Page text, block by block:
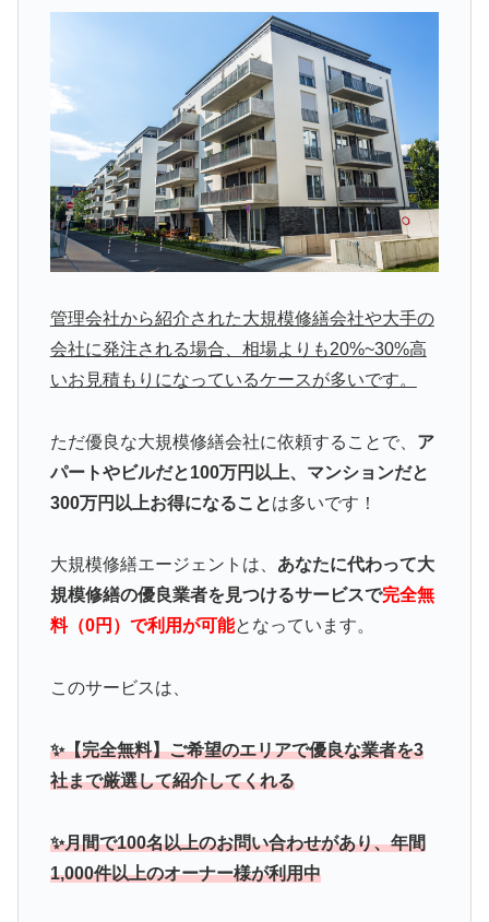
管理会社から紹介された大規模修繕会社や大手の
会社に発注される場合、相場よりも20%~30%高
いお見積もりになっているケースが多いです。
ただ優良な大規模修繕会社に依頼することで、 ア
パートやビルだと100万円以上、マンションだと
300万円以上お得になることは多いです！
大規模修繕エージェントは、 あなたに代わって大
規模修繕の優良業者を見つけるサービスで完全無
料（0円）で利用が可能となっています。
このサービスは、
✨【完全無料】ご希望のエリアで優良な業者を3
社まで厳選して紹介してくれる
✨月間で100名以上のお問い合わせがあり、年間
1,000件以上のオーナー様が利用中